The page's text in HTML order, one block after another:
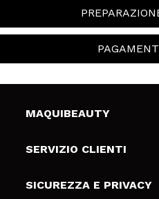
MAQUIBEAUTY
Chi siamo
Gift Cards
SERVIZIO CLIENTI
Spedizioni & Resi
SICUREZZA E PRIVACY